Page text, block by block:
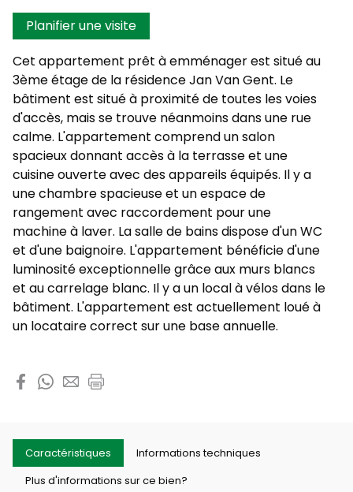
Planifier une visite
Cet appartement prêt à emménager est situé au
3ème étage de la résidence Jan Van Gent. Le
bâtiment est situé à proximité de toutes les voies
d'accès, mais se trouve néanmoins dans une rue
calme. L'appartement comprend un salon
spacieux donnant accès à la terrasse et une
cuisine ouverte avec des appareils équipés. Il y a
une chambre spacieuse et un espace de
rangement avec raccordement pour une
machine à laver. La salle de bains dispose d'un WC
et d'une baignoire. L'appartement bénéficie d'une
luminosité exceptionnelle grâce aux murs blancs
et au carrelage blanc. Il y a un local à vélos dans le
bâtiment. L'appartement est actuellement loué à
un locataire correct sur une base annuelle.
Partager cette propriété
Caractéristiques
Informations techniques
Plus d'informations sur ce bien?